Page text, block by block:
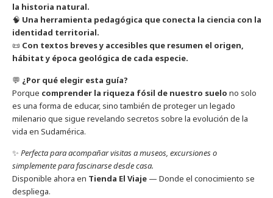
la historia natural.
🧠 Una herramienta pedagógica que conecta la ciencia con la
identidad territorial.
📜 Con textos breves y accesibles que resumen el origen,
hábitat y época geológica de cada especie.
💬 ¿Por qué elegir esta guía?
Porque comprender la riqueza fósil de nuestro suelo no solo
es una forma de educar, sino también de proteger un legado
milenario que sigue revelando secretos sobre la evolución de la
vida en Sudamérica.
✨ Perfecta para acompañar visitas a museos, excursiones o
simplemente para fascinarse desde casa.
Disponible ahora en Tienda El Viaje— Donde el conocimiento se
despliega.